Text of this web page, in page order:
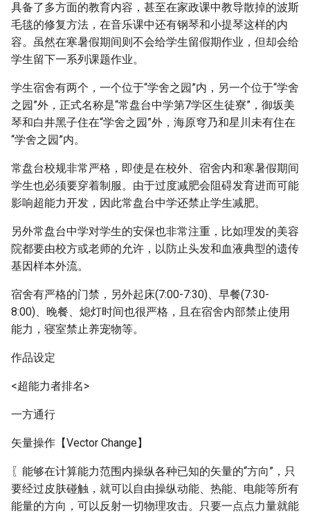
具备了多方面的教育内容，甚至在家政课中教导散掉的波斯
毛毯的修复方法，在音乐课中还有钢琴和小提琴这样的内
容。虽然在寒暑假期间则不会给学生留假期作业，但却会给
学生留下一系列课题作业。
学生宿舍有两个，一个位于“学舍之园”内，另一个位于“学舍
之园”外，正式名称是“常盘台中学第7学区生徒寮”，御坂美
琴和白井黑子住在“学舍之园”外，海原穹乃和星川未有住在
“学舍之园”内。
常盘台校规非常严格，即使是在校外、宿舍内和寒暑假期间
学生也必须要穿着制服。由于过度减肥会阻碍发育进而可能
影响超能力开发，因此常盘台中学还禁止学生减肥。
另外常盘台中学对学生的安保也非常注重，比如理发的美容
院都要由校方或老师的允许，以防止头发和血液典型的遗传
基因样本外流。
宿舍有严格的门禁，另外起床(7:00-7:30)、早餐(7:30-
8:00)、晚餐、熄灯时间也很严格，且在宿舍内部禁止使用
能力，寝室禁止养宠物等。
作品设定
<超能力者排名>
一方通行
矢量操作【Vector Change】
〖能够在计算能力范围内操纵各种已知的矢量的“方向”，只
要经过皮肤碰触，就可以自由操纵动能、热能、电能等所有
能量的方向，可以反射一切物理攻击。只要一点点力量就能